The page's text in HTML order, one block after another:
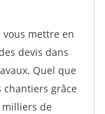
mettre en
devis dans
Quel que
grâce
milliers de